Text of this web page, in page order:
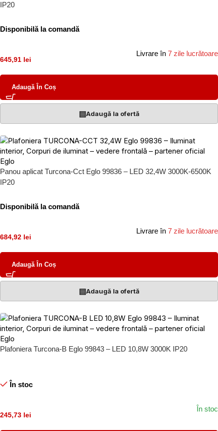
IP20
Disponibilă la comandă
645,91 lei
Livrare în 7 zile lucrătoare
Adaugă În Coș
▤Adaugă la ofertă
Panou aplicat Turcona-Cct Eglo 99836 – LED 32,4W 3000K-6500K
IP20
Disponibilă la comandă
684,92 lei
Livrare în 7 zile lucrătoare
Adaugă În Coș
▤Adaugă la ofertă
Plafoniera Turcona-B Eglo 99843 – LED 10,8W 3000K IP20
În stoc
245,73 lei
În stoc